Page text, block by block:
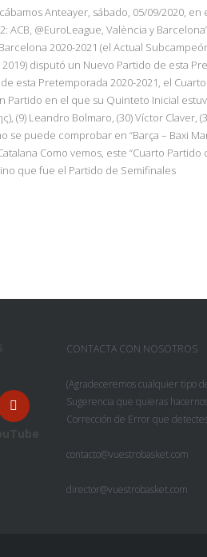
Anteayer, sábado, 05/09/2020, en
ACB, @EuroLeague, València y
2020-2021 (el Actual
disputó un Nuevo Partido de esta
esta Pretemporada 2020-2021, el
Partido en el que su Quinteto Inicial
(9) Leandro Bolmaro, (30) Víctor
se puede comprobar en “Barça – Baxi
Catalana Como vemos, este “Cuarto
que fue el Partido de Semifinales
CONTACTA CON NOSOTROS
(Agradeceremos cualquier tipo
Sugerencia que quieras
Corrección de Error que
contacto@vuestrobasket.com
director@vuestrobasket.com